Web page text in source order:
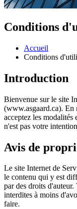
Conditions
Accueil
Conditions
Introduction
Bienvenue sur le site
(www.asgaard.ca). En
acceptez les
n'est pas votre
Avis de
Le site Internet de
le contenu qui y est
par des droits
interdites à moins
faire.